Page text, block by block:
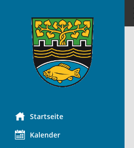
Startseite
Kalender